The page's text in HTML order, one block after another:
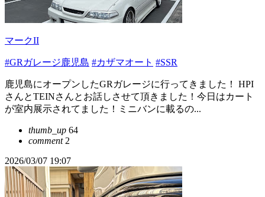
マークII
#GRガレージ鹿児島 #カザマオート #SSR
鹿児島にオープンしたGRガレージに行ってきました！ HPI
さんとTEINさんとお話しさせて頂きました！今日はカート
が室内展示されてました！ミニバンに載るの...
thumb_up 64
comment2
2026/03/07 19:07